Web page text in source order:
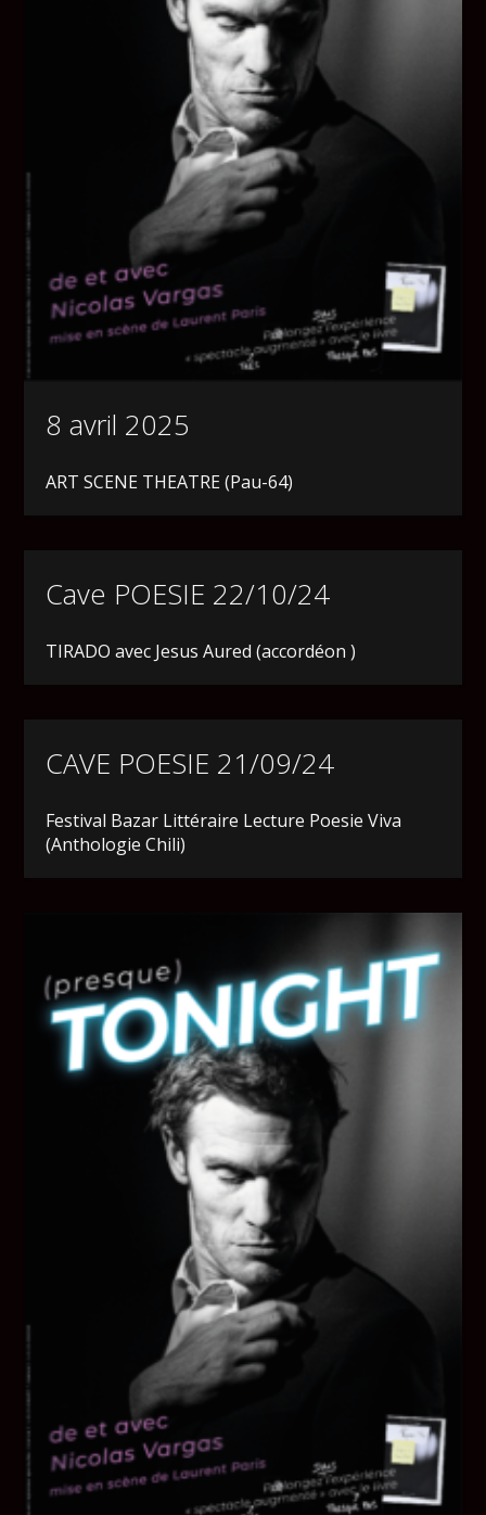
8 avril 2025
ART SCENE THEATRE (Pau-64)
Cave POESIE 22/10/24
TIRADO avec Jesus Aured (accordéon )
CAVE POESIE 21/09/24
Festival Bazar Littéraire Lecture Poesie Viva
(Anthologie Chili)